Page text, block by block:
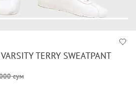
TERRY SWEATPANT
сум